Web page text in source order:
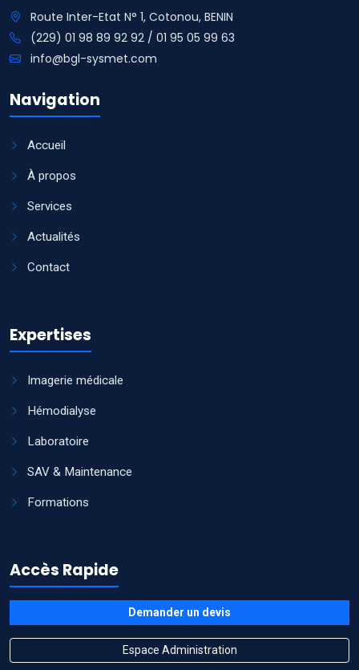
Route Inter-Etat N° 1, Cotonou, BENIN
(229) 01 98 89 92 92 / 01 95 05 99 63
info@bgl-sysmet.com
Navigation
Accueil
À propos
Services
Actualités
Contact
Expertises
Imagerie médicale
Hémodialyse
Laboratoire
SAV & Maintenance
Formations
Accès Rapide
Demander un devis
Espace Administration